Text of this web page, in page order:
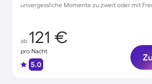
unvergessliche Momente zu zweit oder mit
ab 121 €
pro Nacht
5.0